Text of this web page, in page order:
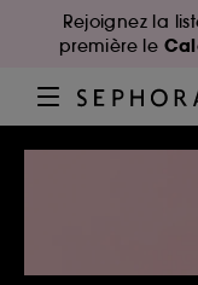
Rejoignez la
première le